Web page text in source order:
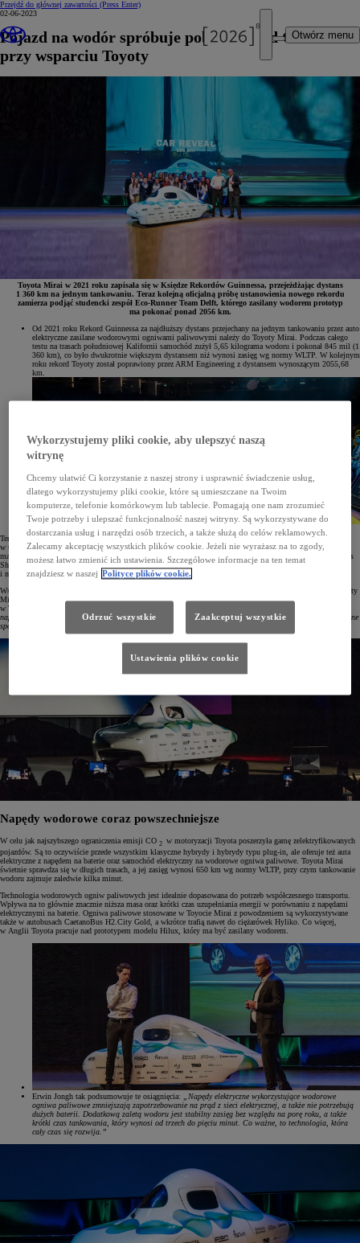
Przejdź do głównej zawartości (Press Enter)
Otwórz menu
02-06-2023
Pojazd na wodór spróbuje pobić Rekord Guinnessa
przy wsparciu Toyoty
Toyota Mirai w 2021 roku zapisała się w Księdze Rekordów Guinnessa, przejeżdżając dystans
1 360 km na jednym tankowaniu. Teraz kolejną oficjalną próbę ustanowienia nowego rekordu
zamierza podjąć studencki zespół Eco-Runner Team Delft, którego zasilany wodorem prototyp
ma pokonać ponad 2056 km.
Od 2021 roku Rekord Guinnessa za najdłuższy dystans przejechany na jednym tankowaniu przez auto
elektryczne zasilane wodorowymi ogniwami paliwowymi należy do Toyoty Mirai. Podczas całego
testu na trasach południowej Kalifornii samochód zużył 5,65 kilograma wodoru i pokonał 845 mil (1
360 km), co było dwukrotnie większym dystansem niż wynosi zasięg wg normy WLTP. W kolejnym
roku rekord Toyoty został poprawiony przez ARM Engineering z dystansem wynoszącym 2055,68
km.
Ten wyśrubowany rekord zamierzają pobić studenci z Uniwersytetu Technicznego w Delft w Holandii, którzy
w tym celu stworzyli specjalny pojazd wodorowy. Prototyp tego zespołu o nazwie Eco-Runner Team Delft
ma za zadanie pokonać ponad 2056 km na jednym tankowaniu. Pierwsze testy miały miejsce w maju podczas
Shell Eco-Marathon we Francji, a oficjalna próba jest zaplanowana w terminie 23–25 czerwca 2023 roku
i ma się odbyć w południowych Niemczech.
Wsparcie dla studenckiego projektu zaproponowała Toyota Nederland, która przekaże kilka egzemplarzy Toyoty
Mirai w roli aut technicznych podczas podróży na południe Niemiec. Menedżer projektu Zero Emission
w Toyota Nederland Erwin Jongh nie kryje ogromnej radości z tej współpracy:
napędzanie ludzi do samodoskonalenia każdego dnia. Cieszymy się, że wspieramy taki projekt, bo bezemisyjne
społeczeństwo to jest to, czego potrzebujemy jak najszybciej”
Napędy wodorowe coraz powszechniejsze
W celu jak najszybszego ograniczenia emisji CO 2 w motoryzacji Toyota poszerzyła gamę zelektryfikowanych
pojazdów. Są to oczywiście przede wszystkim klasyczne hybrydy i hybrydy typu plug-in, ale oferuje też auta
elektryczne z napędem na baterie oraz samochód elektryczny na wodorowe ogniwa paliwowe. Toyota Mirai
świetnie sprawdza się w długich trasach, a jej zasięg wynosi 650 km wg normy WLTP, przy czym tankowanie
wodoru zajmuje zaledwie kilka minut.
Technologia wodorowych ogniw paliwowych jest idealnie dopasowana do potrzeb współczesnego transportu.
Wpływa na to głównie znacznie niższa masa oraz krótki czas uzupełniania energii w porównaniu z napędami
elektrycznymi na baterie. Ogniwa paliwowe stosowane w Toyocie Mirai z powodzeniem są wykorzystywane
także w autobusach CaetanoBus H2.City Gold, a wkrótce trafią nawet do ciężarówek Hyliko. Co więcej,
w Anglii Toyota pracuje nad prototypem modelu Hilux, który ma być zasilany wodorem.
Erwin Jongh tak podsumowuje te osiągnięcia: „Napędy elektryczne wykorzystujące wodorowe
ogniwa paliwowe zmniejszają zapotrzebowanie na prąd z sieci elektrycznej, a także nie potrzebują
dużych baterii. Dodatkową zaletą wodoru jest stabilny zasięg bez względu na porę roku, a także
krótki czas tankowania, który wynosi od trzech do pięciu minut. Co ważne, to technologia, która
cały czas się rozwija.”
Wykorzystujemy pliki cookie, aby ulepszyć naszą
witrynę
Chcemy ułatwić Ci korzystanie z naszej strony i usprawnić świadczenie usług,
dlatego wykorzystujemy pliki cookie, które są umieszczane na Twoim
komputerze, telefonie komórkowym lub tablecie. Pomagają one nam zrozumieć
Twoje potrzeby i ulepszać funkcjonalność naszej witryny. Są wykorzystywane do
dostarczania usług i narzędzi osób trzecich, a także służą do celów reklamowych.
Zalecamy akceptację wszystkich plików cookie. Jeżeli nie wyrażasz na to zgody,
możesz łatwo zmienić ich ustawienia. Szczegółowe informacje na ten temat
znajdziesz w naszej Polityce plików cookie.
Odrzuć wszystkie Zaakceptuj wszystkie
Ustawienia plików cookie